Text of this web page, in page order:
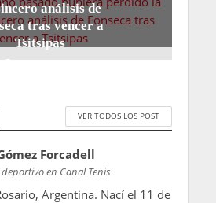
análisis de
tras vencer a
Tsitsipas
2 días hace
VER TODOS LOS POST
Forcadell
en Canal Tenis
Argentina. Nací el 11 de